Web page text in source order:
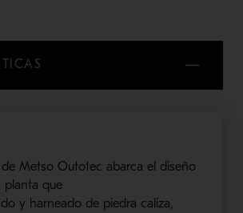
Metso Outotec abarca el diseño
planta que
y harneadode piedra caliza,